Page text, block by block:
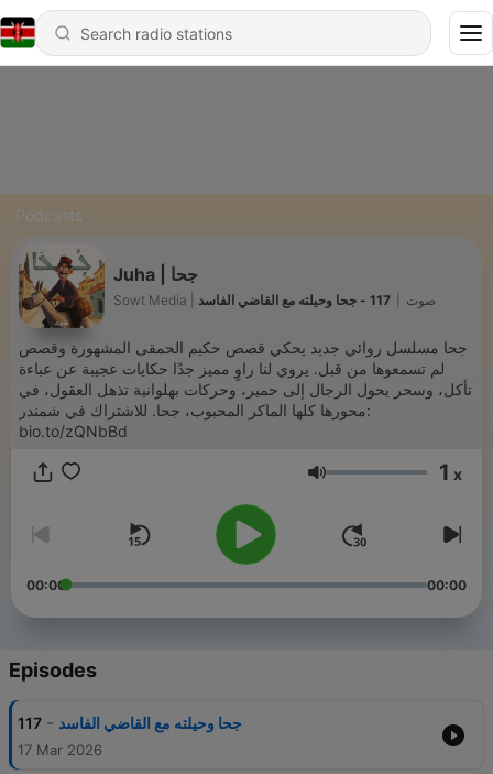
Podcasts
Juha | جحا
Sowt Media | صوت 117 - جحا وحيلته مع القاضي الفاسد
جحا مسلسل روائي جديد يحكي قصص حكيم الحمقى المشهورة وقصص
لم تسمعوها من قبل. يروي لنا راوٍ مميز جدًا حكايات عجيبة عن عباءة
تأكل، وسحر يحول الرجال إلى حمير، وحركات بهلوانية تذهل العقول، في
محورها كلها الماكر المحبوب، جحا. للاشتراك في شمندر:
bio.to/zQNbBd
Volume 1 x
00:00 00:00
Episodes
117 - جحا وحيلته مع القاضي الفاسد
17 Mar 2026